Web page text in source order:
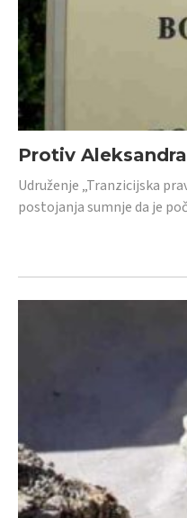
Protiv
Udruženje „Tranzicijska
postojanja sumnje da je